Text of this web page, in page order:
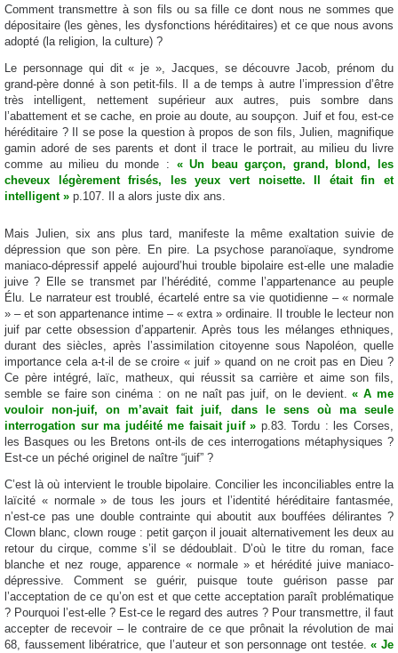
Comment transmettre à son fils ou sa fille ce dont nous ne sommes que
dépositaire (les gènes, les dysfonctions héréditaires) et ce que nous avons
adopté (la religion, la culture) ?
Le personnage qui dit « je », Jacques, se découvre Jacob, prénom du
grand-père donné à son petit-fils. Il a de temps à autre l’impression d’être
très intelligent, nettement supérieur aux autres, puis sombre dans
l’abattement et se cache, en proie au doute, au soupçon. Juif et fou, est-ce
héréditaire ? Il se pose la question à propos de son fils, Julien, magnifique
gamin adoré de ses parents et dont il trace le portrait, au milieu du livre
comme au milieu du monde : « Un beau garçon, grand, blond, les
cheveux légèrement frisés, les yeux vert noisette. Il était fin et
intelligent » p.107. Il a alors juste dix ans.
Mais Julien, six ans plus tard, manifeste la même exaltation suivie de
dépression que son père. En pire. La psychose paranoïaque, syndrome
maniaco-dépressif appelé aujourd’hui trouble bipolaire est-elle une maladie
juive ? Elle se transmet par l’hérédité, comme l’appartenance au peuple
Élu. Le narrateur est troublé, écartelé entre sa vie quotidienne – « normale
» – et son appartenance intime – « extra » ordinaire. Il trouble le lecteur non
juif par cette obsession d’appartenir. Après tous les mélanges ethniques,
durant des siècles, après l’assimilation citoyenne sous Napoléon, quelle
importance cela a-t-il de se croire « juif » quand on ne croit pas en Dieu ?
Ce père intégré, laïc, matheux, qui réussit sa carrière et aime son fils,
semble se faire son cinéma : on ne naît pas juif, on le devient.« A me
vouloir non-juif, on m’avait fait juif, dans le sens où ma seule
interrogation sur ma judéité me faisait juif » p.83. Tordu : les Corses,
les Basques ou les Bretons ont-ils de ces interrogations métaphysiques ?
Est-ce un péché originel de naître “juif” ?
C’est là où intervient le trouble bipolaire. Concilier les inconciliables entre la
laïcité « normale » de tous les jours et l’identité héréditaire fantasmée,
n’est-ce pas une double contrainte qui aboutit aux bouffées délirantes ?
Clown blanc, clown rouge : petit garçon il jouait alternativement les deux au
retour du cirque, comme s’il se dédoublait. D’où le titre du roman, face
blanche et nez rouge, apparence « normale » et hérédité juive maniaco-
dépressive. Comment se guérir, puisque toute guérison passe par
l’acceptation de ce qu’on est et que cette acceptation paraît problématique
? Pourquoi l’est-elle ? Est-ce le regard des autres ? Pour transmettre, il faut
accepter de recevoir – le contraire de ce que prônait la révolution de mai
68, faussement libératrice, que l’auteur et son personnage ont testée.« Je